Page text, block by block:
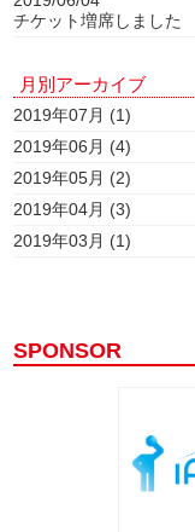
チケット増席しました
月別アーカイブ
2019年07月 (1)
2019年06月 (4)
2019年05月 (2)
2019年04月 (3)
2019年03月 (1)
SPONSOR